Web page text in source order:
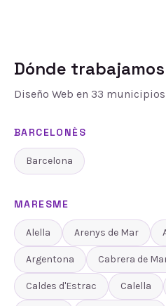
Dónde trabajamos
Diseño Web en 33 municipios
BARCELONÈS
Barcelona
MARESME
Alella Arenys de Mar
Argentona Cabrera de
Caldes d'Estrac Calella